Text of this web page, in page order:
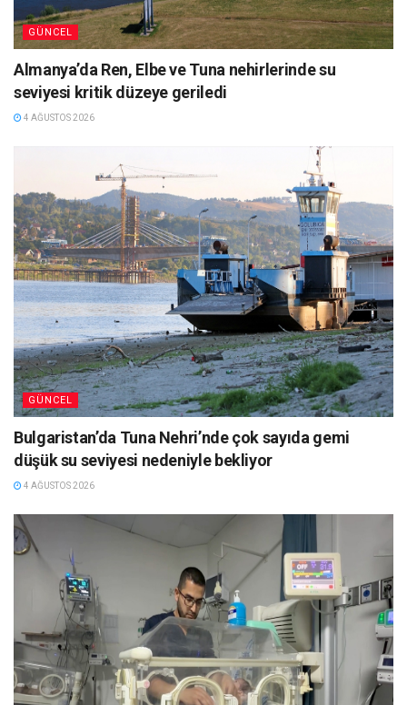
GÜNCEL
Almanya’da Ren, Elbe ve Tuna nehirlerinde su
seviyesi kritik düzeye geriledi
4 AĞUSTOS 2026
GÜNCEL
Bulgaristan’da Tuna Nehri’nde çok sayıda gemi
düşük su seviyesi nedeniyle bekliyor
4 AĞUSTOS 2026